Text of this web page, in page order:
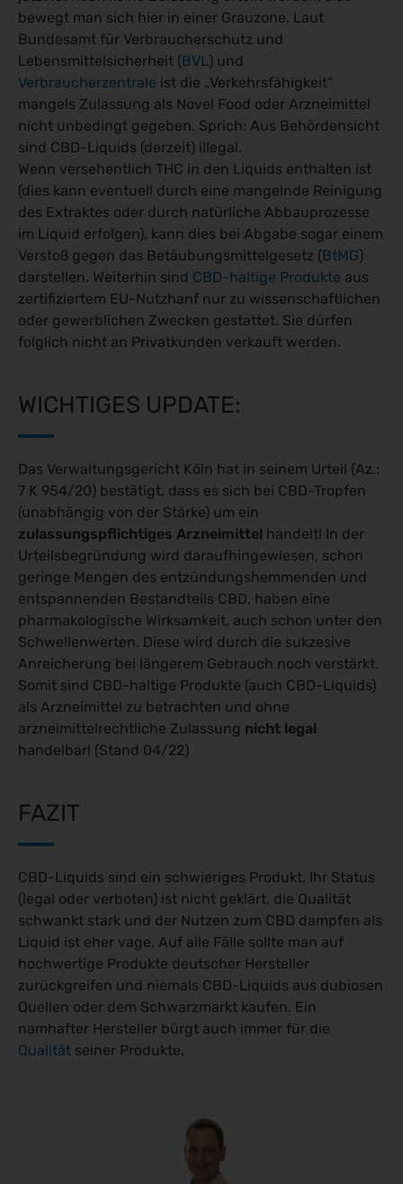
bewegt man sich hier in einer Grauzone. Laut
Bundesamt für Verbraucherschutz und
Lebensmittelsicherheit (BVL) und
Verbraucherzentrale ist die „Verkehrsfähigkeit“
mangels Zulassung als Novel Food oder Arzneimittel
nicht unbedingt gegeben. Sprich: Aus Behördensicht
sind CBD-Liquids (derzeit) illegal.
Wenn versehentlich THC in den Liquids enthalten ist
(dies kann eventuell durch eine mangelnde Reinigung
des Extraktes oder durch natürliche Abbauprozesse
im Liquid erfolgen), kann dies bei Abgabe sogar einem
Verstoß gegen das Betäubungsmittelgesetz (BtMG)
darstellen. Weiterhin sind CBD-haltige Produkte aus
zertifiziertem EU-Nutzhanf nur zu wissenschaftlichen
oder gewerblichen Zwecken gestattet. Sie dürfen
folglich nicht an Privatkunden verkauft werden.
WICHTIGES UPDATE:
Das Verwaltungsgericht Köln hat in seinem Urteil (Az.:
7 K 954/20) bestätigt, dass es sich bei CBD-Tropfen
(unabhängig von der Stärke) um ein
zulassungspflichtiges Arzneimittel handelt! In der
Urteilsbegründung wird daraufhingewiesen, schon
geringe Mengen des entzündungshemmenden und
entspannenden Bestandteils CBD, haben eine
pharmakologische Wirksamkeit, auch schon unter den
Schwellenwerten. Diese wird durch die sukzesive
Anreicherung bei längerem Gebrauch noch verstärkt.
Somit sind CBD-haltige Produkte (auch CBD-Liquids)
als Arzneimittel zu betrachten und ohne
arzneimittelrechtliche Zulassung nicht legal
handelbar! (Stand 04/22)
FAZIT
CBD-Liquids sind ein schwieriges Produkt. Ihr Status
(legal oder verboten) ist nicht geklärt, die Qualität
schwankt stark und der Nutzen zum CBD dampfen als
Liquid ist eher vage. Auf alle Fälle sollte man auf
hochwertige Produkte deutscher Hersteller
zurückgreifen und niemals CBD-Liquids aus dubiosen
Quellen oder dem Schwarzmarkt kaufen. Ein
namhafter Hersteller bürgt auch immer für die
Qualität seiner Produkte.